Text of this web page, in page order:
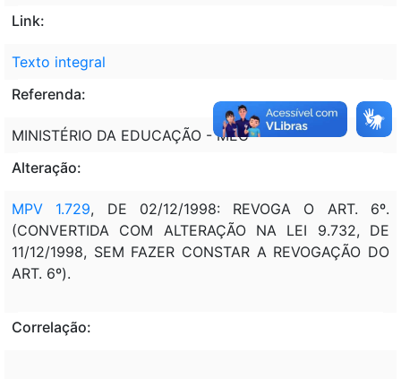
Link:
Texto integral
Referenda:
MINISTÉRIO DA EDUCAÇÃO - MEC
Alteração:
MPV 1.729, DE 02/12/1998: REVOGA O ART. 6º.
(CONVERTIDA COM ALTERAÇÃO NA LEI 9.732, DE
11/12/1998, SEM FAZER CONSTAR A REVOGAÇÃO DO
ART. 6º).
Correlação: